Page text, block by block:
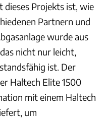
dieses Projekts ist, wie
Partnern und
wurde aus
nicht nur leicht,
ist. Der
Haltech Elite 1500
mit einem Haltech
um